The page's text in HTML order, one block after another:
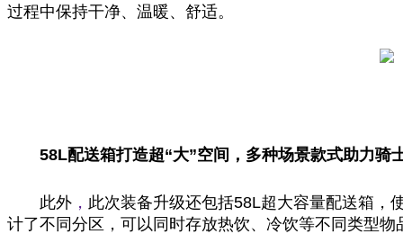
过程中保持干净、温暖、舒适。
58L配送箱打造超“大”空间，多种场景款式助力骑
此外 ， 此次装备升级还包括58L超大容量配送箱，
计了不同分区，可以同时存放热饮、冷饮等不同类型物